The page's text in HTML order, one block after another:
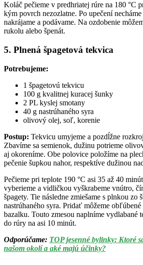
Koláč pečieme v predhriatej rúre na 180 °C
kým povrch nezozlatne. Po upečení
nakrájame a podávame. Na ozdobenie
rukolu alebo špenát.
5. Plnená špagetová tekvica
Potrebujeme:
1 špagetovú tekvicu
100 g kvalitnej kuracej šunky
2 PL kyslej smotany
40 g nastrúhaného syra
olivový olej, soľ, korenie
Postup: Tekvicu umyjeme a pozdĺžne
Zbavíme sa semienok, dužinu potrieme
aj okoreníme. Obe polovice položíme na
pečenie šupkou nahor, respektíve dužinou
Pečieme pri teplote 190 °C asi 35 až 40
vyberieme a vidličkou vyškrabeme vnútro,
špagety. Tie následne zmiešame s plnkou zo
nastrúhaného syra. Pridať môžeme
bazalku. Touto zmesou naplníme vydlabané
do rúry na asi 10 minút.
Odporúčame: TOP jesenné bylinky: Ktoré
našom okolí a aké majú účinky?